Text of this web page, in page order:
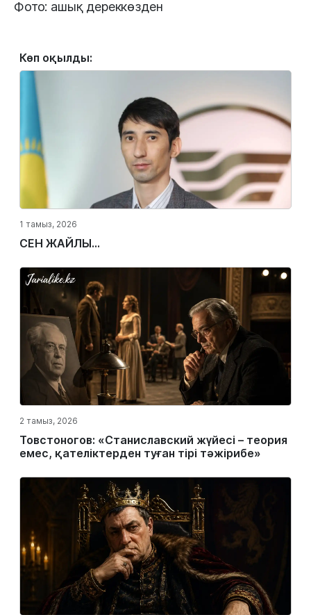
Фото: ашық дереккөзден
Көп оқылды:
1 тамыз, 2026
СЕН ЖАЙЛЫ...
2 тамыз, 2026
Товстоногов: «Станиславский жүйесі – теория
емес, қателіктерден туған тірі тәжірибе»